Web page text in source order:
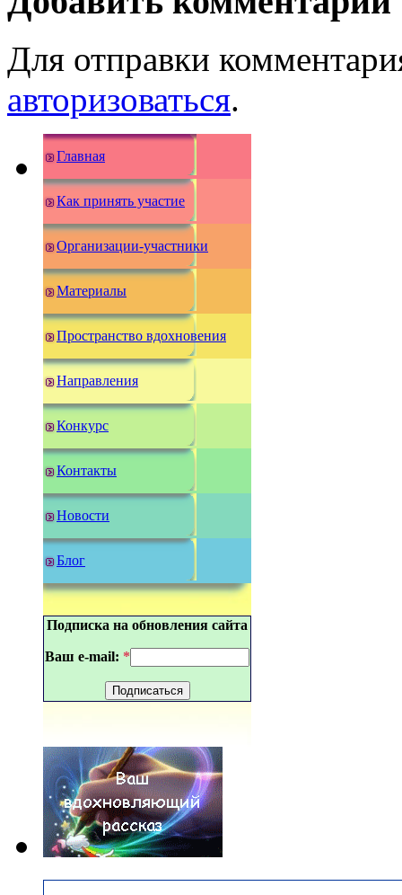
Для отправки
авторизоваться.
Главная
Как принять участие
Организации-участники
Материалы
Пространство вдохновения
Направления
Конкурс
Контакты
Новости
Блог
Подписка на обновления сайта
Ваш e-mail: *